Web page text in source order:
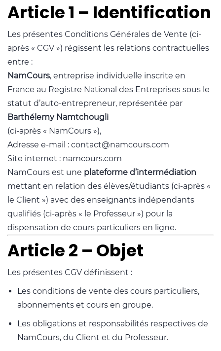
Article 1 – Identification
Les présentes Conditions Générales de Vente (ci-
après « CGV ») régissent les relations contractuelles
entre :
NamCours, entreprise individuelle inscrite en
France au Registre National des Entreprises sous le
statut d’auto-entrepreneur, représentée par
Barthélemy Namtchougli
(ci-après « NamCours »),
Adresse e-mail : contact@namcours.com
Site internet : namcours.com
NamCours est une plateforme d’intermédiation
mettant en relation des élèves/étudiants (ci-après «
le Client ») avec des enseignants indépendants
qualifiés (ci-après « le Professeur ») pour la
dispensation de cours particuliers en ligne.
Article 2 – Objet
Les présentes CGV définissent :
Les conditions de vente des cours particuliers,
abonnements et cours en groupe.
Les obligations et responsabilités respectives de
NamCours, du Client et du Professeur.